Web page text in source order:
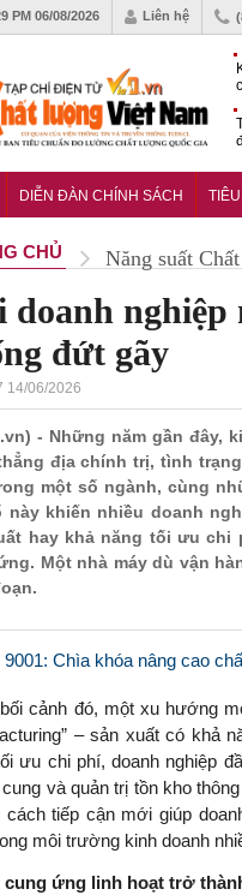
PM 06/08/2026 Liên hệ
DIỄN ĐÀN CHÍNH SÁCH
CHỦ Năng suất
doanh nghiệp
đứt gãy
14/06/2026
- Những năm gần
địa chính trị, tình
một số ngành, cùng
này khiến nhiều doanh
hay khả năng tối ưu chi
Một nhà máy dù vận
9001: Chìa khóa nâng cao
cảnh đó, một xu hướng
– sản xuất có khả
ưu chi phí, doanh nghiệp
cung và quản trị tồn kho
cách tiếp cận mới giúp
môi trường kinh doanh
cung ứng linh hoạt trở